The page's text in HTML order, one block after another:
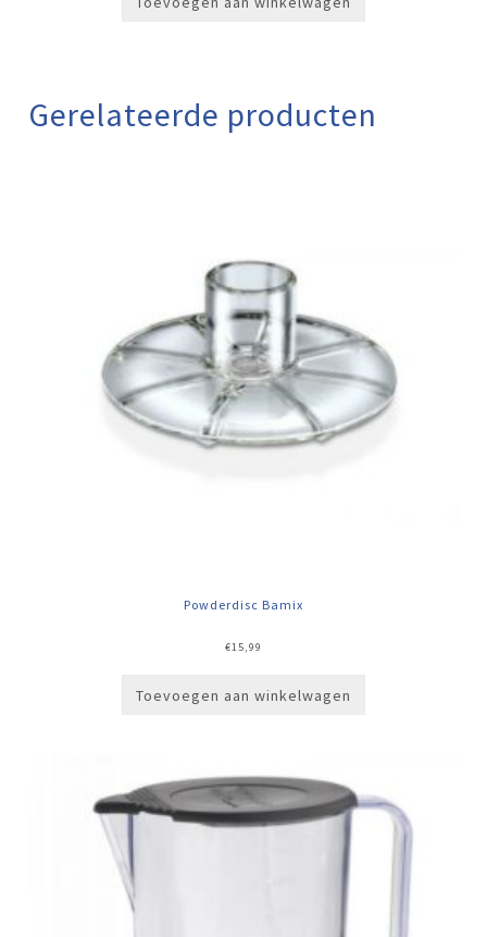
Gerelateerde producten
Powderdisc Bamix
€15,99
Toevoegen aan winkelwagen